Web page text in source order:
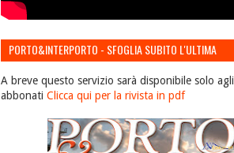
PORTO&INTERPORTO - SFOGLIA SUBITO L'ULTIMA
A breve questo servizio sarà disponibile solo agli
abbonati Clicca qui per la rivista in pdf